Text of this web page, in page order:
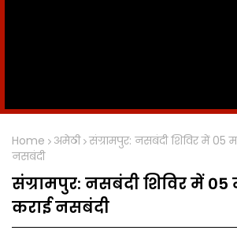
Home अमेठी संग्रामपुर: नसबंदी शिविर में
नसबंदी
संग्रामपुर: नसबंदी शिविर में
कराई नसबंदी